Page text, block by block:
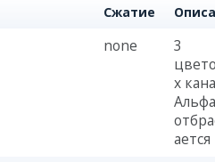
Сжатие
none
3
х
Альфа
ается